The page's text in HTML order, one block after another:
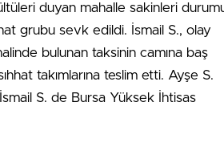
duyan mahalle sakinleri
grubu sevk edildi. İsmail S., olay
bulunan taksinin camına baş
takımlarına teslim etti. Ayşe S.
S. de Bursa Yüksek İhtisas